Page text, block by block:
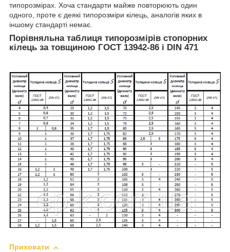
типорозмірах. Хоча стандарти майже повторюють один
одного, проте є деякі типорозміри кілець, аналогів яких в
іншому стандарті немає.
Порівняльна таблиця типорозмірів стопорних
кілець за товщиною ГОСТ 13942-86 і DIN 471
Приховати